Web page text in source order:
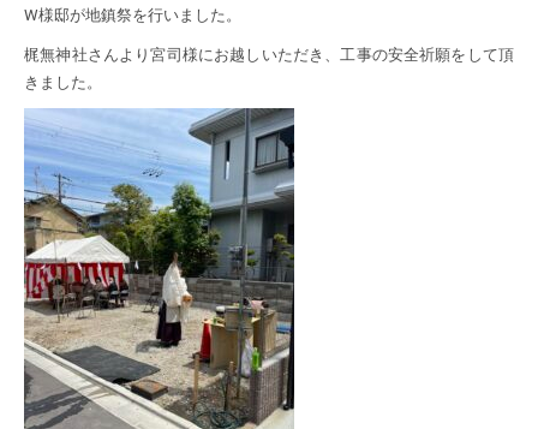
W様邸が地鎮祭を行いました。
梶無神社さんより宮司様にお越しいただき、工事の安全祈願をして頂
きました。